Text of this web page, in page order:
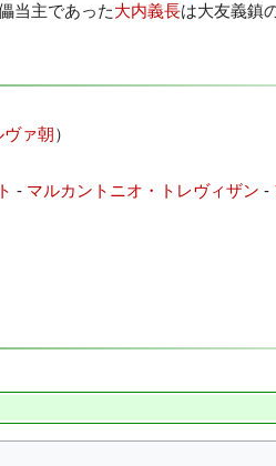
当主であった大内義長は大友義鎮
ヴァ朝）
- マルカントニオ・トレヴィザン -